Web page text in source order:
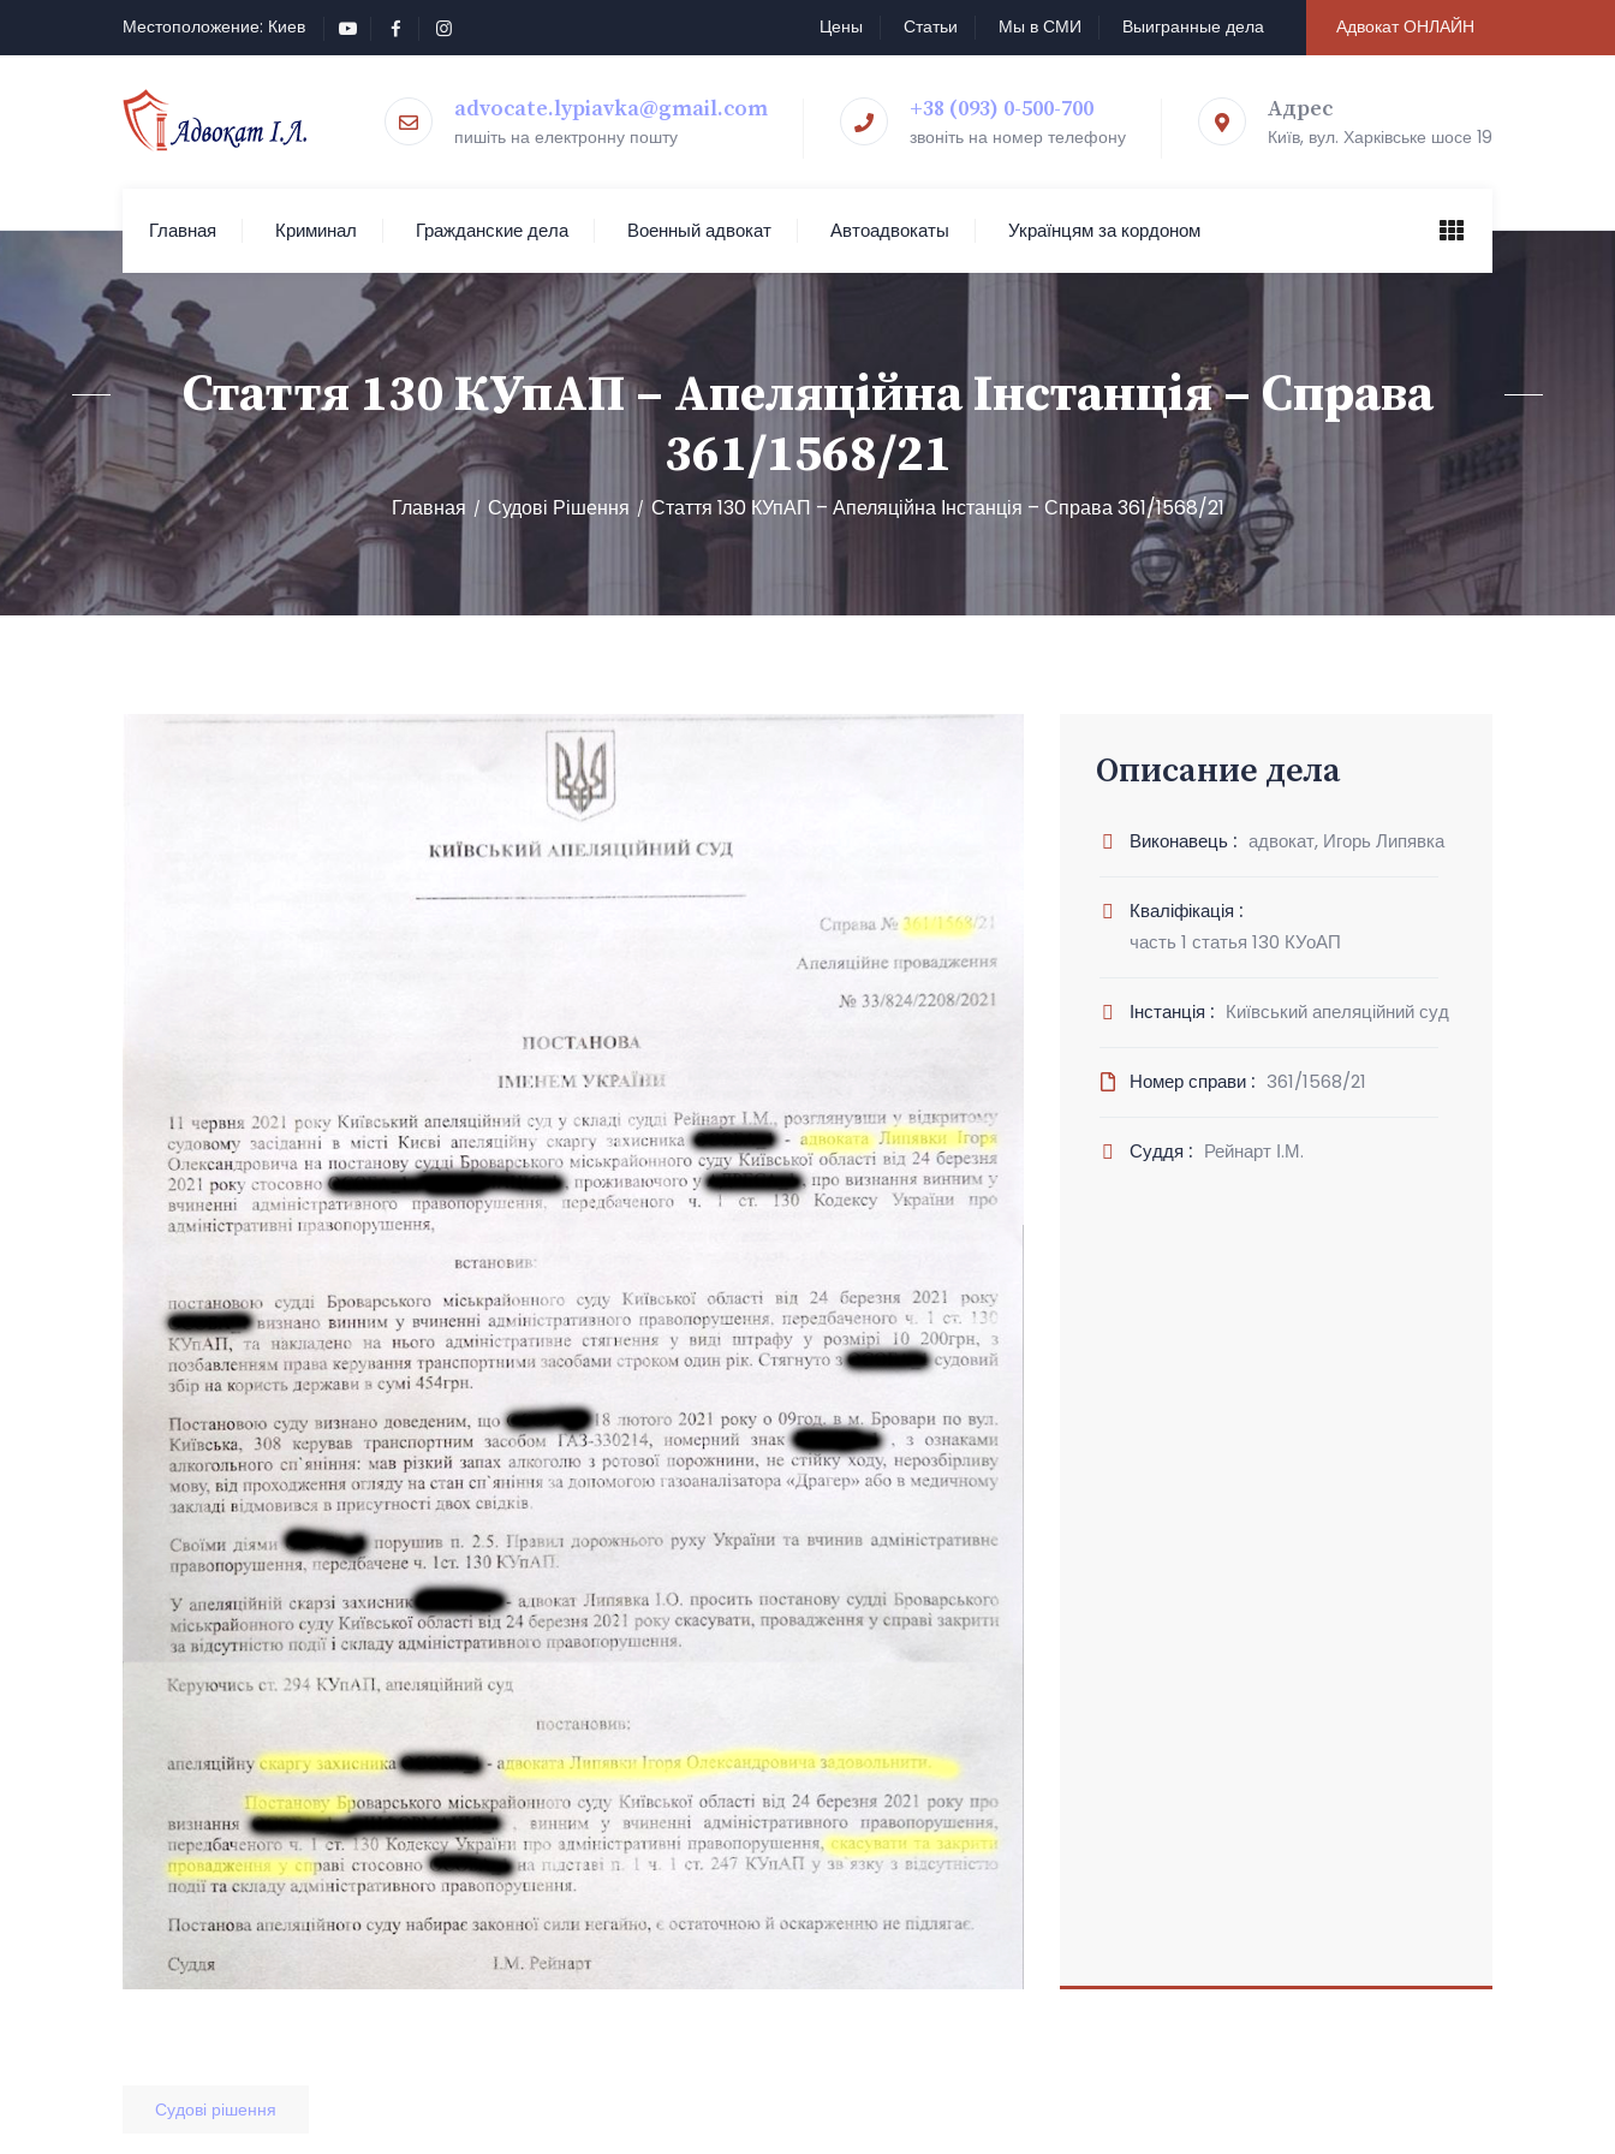
Местоположение: Киев Цены Статьи Мы в СМИ Выигранные дела Адвокат ОНЛАЙН
advocate.lypiavka@gmail.com
пишіть на електронну пошту
+38 (093) 0-500-700
звоніть на номер телефону
Адрес
Київ, вул. Харківське шосе 19
Главная Криминал Гражданские дела Военный адвокат Автоадвокаты Українцям за кордоном
Стаття 130 КУпАП – Апеляційна Інстанція – Справа
361/1568/21
Главная / Судові Рішення / Стаття 130 КУпАП – Апеляційна Інстанція – Справа 361/1568/21
Описание дела
Виконавець : адвокат, Игорь Липявка
Кваліфікація :
часть 1 статья 130 КУоАП
Інстанція : Київський апеляційний суд
Номер справи : 361/1568/21
Суддя : Рейнарт І.М.
Судові рішення